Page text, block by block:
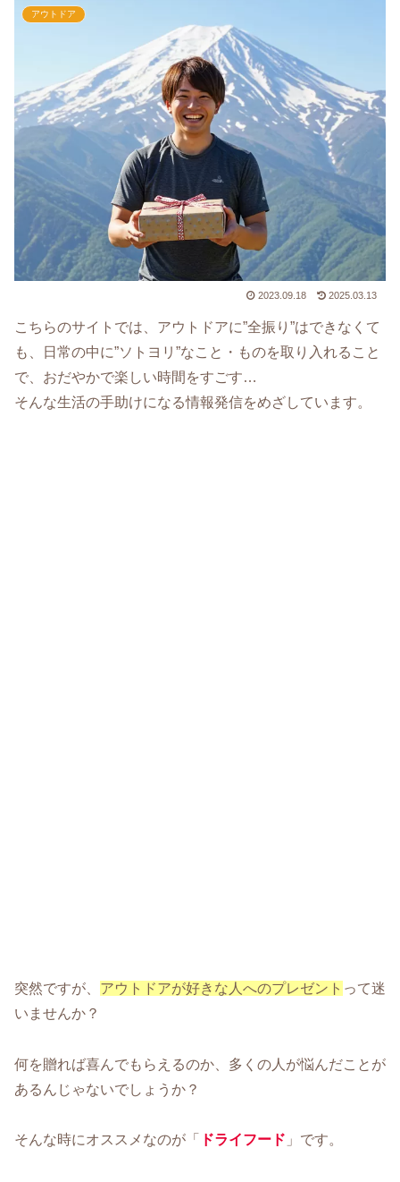
アウトドア
2023.09.18 2025.03.13
こちらのサイトでは、アウトドアに”全振り”はできなくて
も、日常の中に”ソトヨリ”なこと・ものを取り入れること
で、おだやかで楽しい時間をすごす…
そんな生活の手助けになる情報発信をめざしています。
突然ですが、 アウトドアが好きな人へのプレゼント って迷
いませんか？
何を贈れば喜んでもらえるのか、多くの人が悩んだことが
あるんじゃないでしょうか？
そんな時にオススメなのが「 ドライフード 」です。